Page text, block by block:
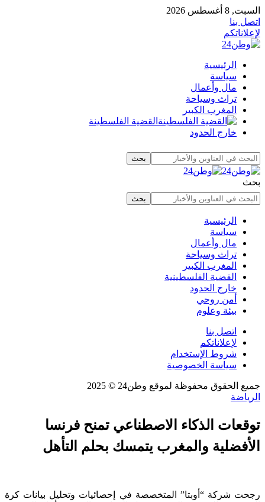
السبت, 8 أغسطس 2026
اتصل بنا
لإعلاناتكم
الرئيسية
سياسة
مال وأعمال
تراث وسياحة
المغرب الكبير
القضية الفلسطينة
خارج الحدود
بحث
الرئيسية
سياسة
مال وأعمال
تراث وسياحة
المغرب الكبير
القضية الفلسطينية
خارج الحدود
أمن روحي
بيئة وعلوم
اتصل بنا
لإعلاناتكم
شروط الإستخدام
سياسة الخصوصية
جميع الحقوق محفوظة لموقع وطن24 © 2025
الرياضة
توقعات الذكاء الاصطناعي تمنح فرنسا
الأفضلية والمغرب يتمسك بحلم التأهل
رجحت شركة “أوبتا” المتخصصة في إحصائيات وتحليل بيانات كرة